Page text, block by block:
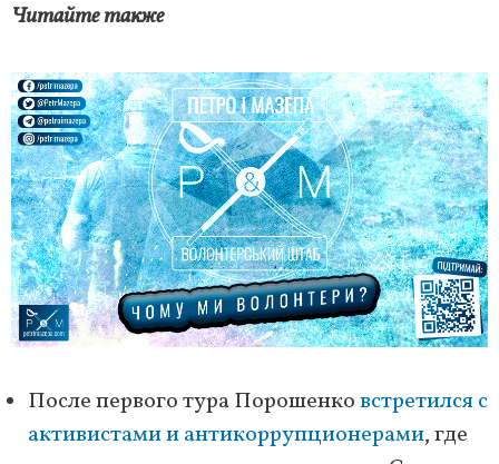
Читайте также
После первого тура Порошенковстретился с
активистами и антикоррупционерами, где